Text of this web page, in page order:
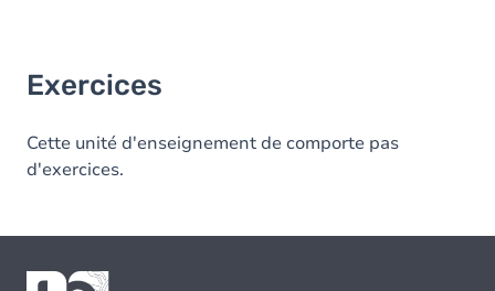
Exercices
Cette unité d'enseignement de comporte pas
d'exercices.